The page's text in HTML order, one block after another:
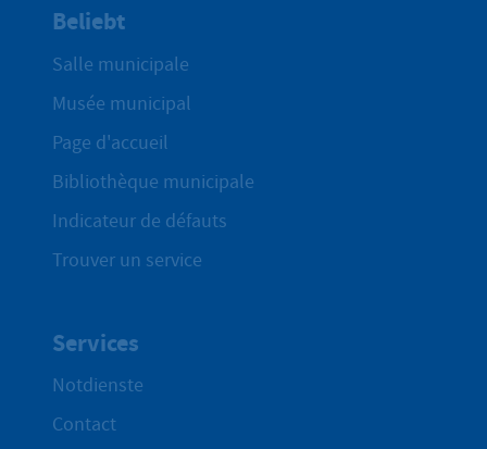
Beliebt
Salle municipale
Musée municipal
Page d'accueil
Bibliothèque municipale
Indicateur de défauts
Trouver un service
Services
Notdienste
Contact